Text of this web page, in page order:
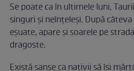
Se poate ca în ultimele luni,
singuri și neînțeleși. După
eșuate, apare și soarele pe
dragoste.
Există șanse ca nativii să își